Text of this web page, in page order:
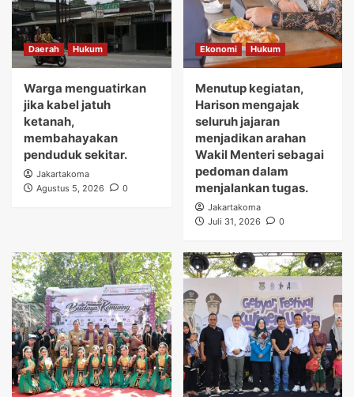
Daerah Hukum
Warga menguatirkan
jika kabel jatuh
ketanah,
membahayakan
penduduk sekitar.
Jakartakoma
Agustus 5, 2026
0
Ekonomi Hukum
Menutup kegiatan,
Harison mengajak
seluruh jajaran
menjadikan arahan
Wakil Menteri sebagai
pedoman dalam
menjalankan tugas.
Jakartakoma
Juli 31, 2026
0